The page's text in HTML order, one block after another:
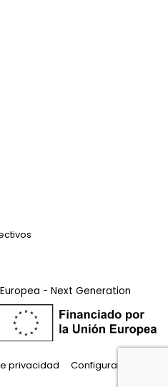
- Next Generation
privacidad Configurar